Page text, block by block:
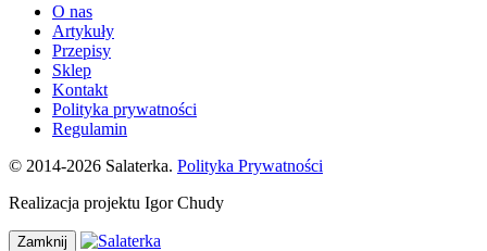
O nas
Artykuły
Przepisy
Sklep
Kontakt
Polityka prywatności
Regulamin
© 2014-2026 Salaterka. Polityka Prywatności
Realizacja projektu Igor Chudy
Zamknij